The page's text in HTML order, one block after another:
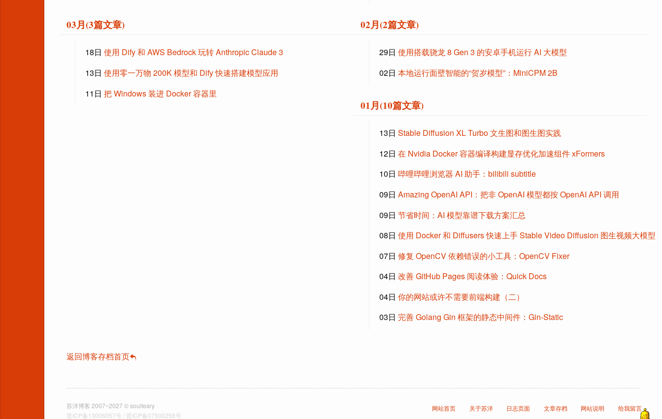
03月(3篇文章)
18日 使用 Dify 和 AWS Bedrock 玩转 Anthropic Claude 3
13日 使用零一万物 200K 模型和 Dify 快速搭建模型应用
11日 把 Windows 装进 Docker 容器里
02月(2篇文章)
29日 使用搭载骁龙 8 Gen 3 的安卓手机运行 AI 大模型
02日 本地运行面壁智能的“贺岁模型”：MiniCPM 2B
01月(10篇文章)
13日 Stable Diffusion XL Turbo 文生图和图生图实践
12日 在 Nvidia Docker 容器编译构建显存优化加速组件 xFormers
10日 哔哩哔哩浏览器 AI 助手：bilibili subtitle
09日 Amazing OpenAI API：把非 OpenAI 模型都按 OpenAI API 调用
09日 节省时间：AI 模型靠谱下载方案汇总
08日 使用 Docker 和 Diffusers 快速上手 Stable Video Diffusion 图生视频大模型
07日 修复 OpenCV 依赖错误的小工具：OpenCV Fixer
04日 改善 GitHub Pages 阅读体验：Quick Docs
04日 你的网站或许不需要前端构建（二）
03日 完善 Golang Gin 框架的静态中间件：Gin-Static
返回博客存档首页
苏洋博客 2007~2027 © soulteary
晋ICP备13006057号 / 晋ICP备07500258号
网站首页 关于苏洋 日志页面 文章存档 网站说明 给我留言